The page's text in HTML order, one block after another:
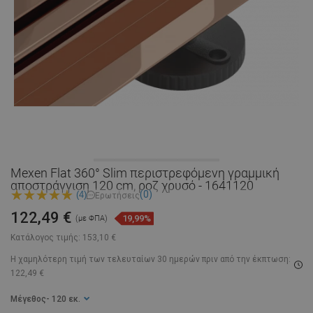
Mexen Flat 360° Slim περιστρεφόμενη γραμμική
αποστράγγιση 120 cm, ροζ χρυσό - 1641120
(4) Ερωτήσεις(0)
Κατάλογος τιμής: 153,10 €
122,49 € (με ΦΠΑ) 19,99%
Η χαμηλότερη τιμή των τελευταίων 30 ημερών πριν από την έκπτωση:
122,49 €
Μέγεθος - 120 εκ.